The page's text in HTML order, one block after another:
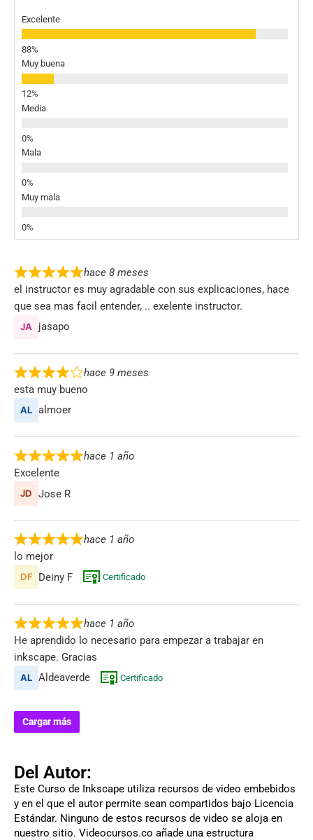
Excelente
Muy buena
Media
Mala
Muy mala
hace 8 meses
el instructor es muy agradable con sus explicaciones, hace
que sea mas facil entender, .. exelente instructor.
jasapo
hace 9 meses
esta muy bueno
almoer
hace 1 año
Excelente
Jose R
hace 1 año
lo mejor
Deiny F
Certificado
hace 1 año
He aprendido lo necesario para empezar a trabajar en
inkscape. Gracias
Aldeaverde
Certificado
Cargar más
Del Autor:
Este Curso de Inkscape utiliza recursos de video embebidos
y en el que el autor permite sean compartidos bajo Licencia
Estándar. Ninguno de estos recursos de video se aloja en
nuestro sitio. Videocursos.co añade una estructura